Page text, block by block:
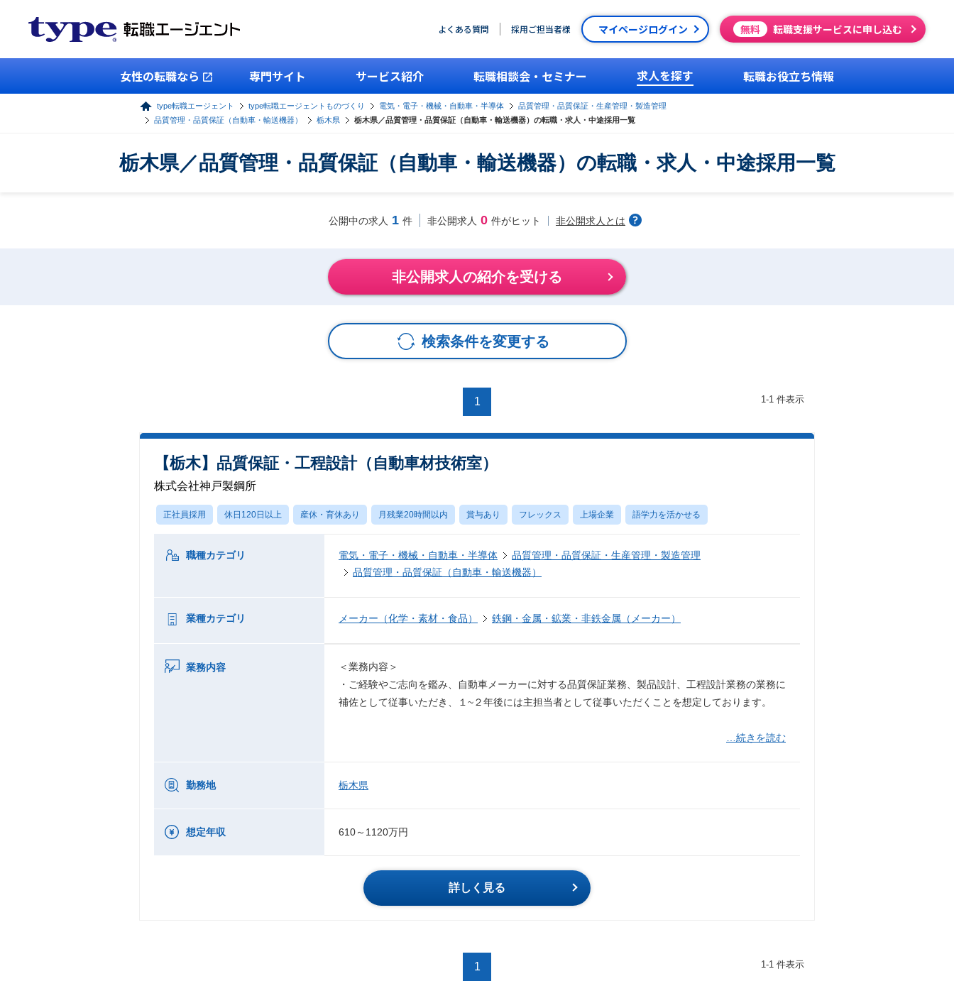
よくある質問 採用ご担当者様 マイページログイン 無料 転職支援サービスに申し込む
女性の転職なら 専門サイト サービス紹介 転職相談会・セミナー 求人を探す 転職お役立ち情報
type転職エージェント type転職エージェントものづくり 電気・電子・機械・自動車・半導体
品質管理・品質保証・生産管理・製造管理
品質管理・品質保証（自動車・輸送機器）
栃木県 栃木県／品質管理・品質保証（自動車・輸送機器）の転職・求人・中途採用一覧
栃木県／品質管理・品質保証（自動車・輸送機器）の転職・求人・中途採用一覧
公開中の求人 1 件 非公開求人 0 件がヒット 非公開求人とは
非公開求人の紹介を受ける
検索条件を変更する
1 1-1 件表示
【栃木】品質保証・工程設計（自動車材技術室）
株式会社神戸製鋼所
正社員採用 休日120日以上 産休・育休あり 月残業20時間以内 賞与あり フレックス 上場企業 語学力を活かせる
職種カテゴリ 電気・電子・機械・自動車・半導体
品質管理・品質保証・生産管理・製造管理
品質管理・品質保証（自動車・輸送機器）
業種カテゴリ メーカー（化学・素材・食品） 鉄鋼・金属・鉱業・非鉄金属（メーカー）
業務内容
＜業務内容＞
・ご経験やご志向を鑑み、自動車メーカーに対する品質保証業務、製品設計、工程設計業務の業務に
補佐として従事いただき、１~２年後には主担当者として従事いただくことを想定しております。
…続きを読む
勤務地 栃木県
想定年収 610～1120万円
詳しく見る
1 1-1 件表示